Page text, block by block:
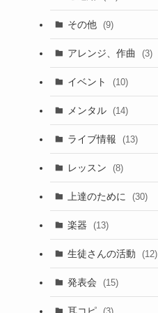
その他 (9)
アレンジ、作曲 (3)
イベント (10)
メンタル (14)
ライブ情報 (13)
レッスン (8)
上達のために (30)
楽器 (13)
生徒さんの活動 (12)
発表会 (15)
耳コピ (3)